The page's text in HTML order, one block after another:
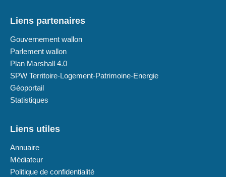
Liens partenaires
Gouvernement wallon
Parlement wallon
Plan Marshall 4.0
SPW Territoire-Logement-Patrimoine-Energie
Géoportail
Statistiques
Liens utiles
Annuaire
Médiateur
Politique de confidentialité